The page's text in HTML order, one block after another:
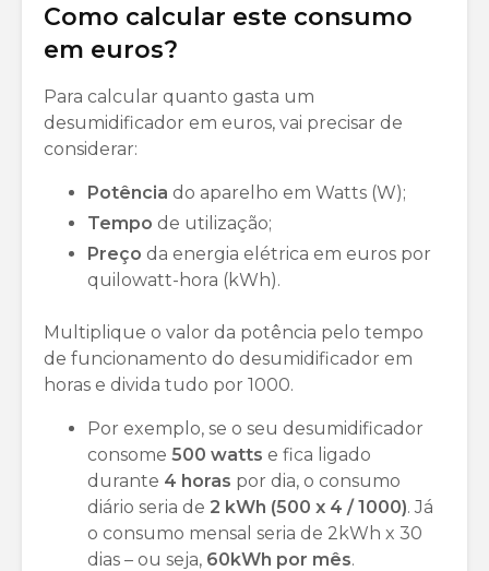
Como calcular este consumo
em euros?
Para calcular quanto gasta um
desumidificador em euros, vai precisar de
considerar:
Potência do aparelho em Watts (W);
Tempo de utilização;
Preço da energia elétrica em euros por
quilowatt-hora (kWh).
Multiplique o valor da potência pelo tempo
de funcionamento do desumidificador em
horas e divida tudo por 1000.
Por exemplo, se o seu desumidificador
consome 500 watts e fica ligado
durante 4 horas por dia, o consumo
diário seria de 2 kWh (500 x 4 / 1000). Já
o consumo mensal seria de 2kWh x 30
dias – ou seja, 60kWh por mês.